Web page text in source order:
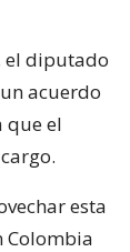
el diputado
acuerdo
que el
esta
Colombia